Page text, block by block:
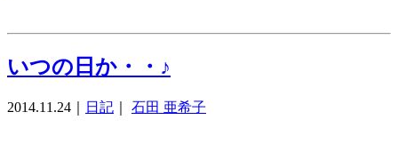
いつの日か・・♪
2014.11.24 日記 石田 亜希子